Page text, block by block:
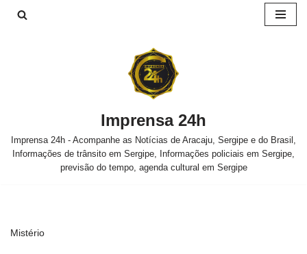
Imprensa 24h
Imprensa 24h - Acompanhe as Notícias de Aracaju, Sergipe e do Brasil,
Informações de trânsito em Sergipe, Informações policiais em Sergipe,
previsão do tempo, agenda cultural em Sergipe
Mistério